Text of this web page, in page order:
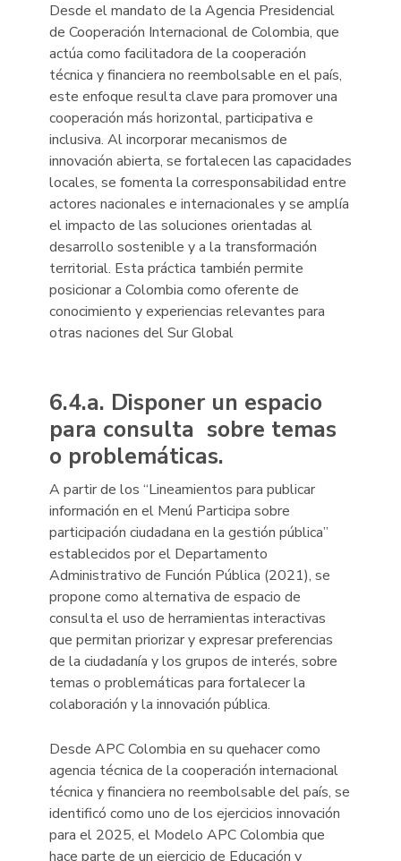
Desde el mandato de la Agencia Presidencial
de Cooperación Internacional de Colombia, que
actúa como facilitadora de la cooperación
técnica y financiera no reembolsable en el país,
este enfoque resulta clave para promover una
cooperación más horizontal, participativa e
inclusiva. Al incorporar mecanismos de
innovación abierta, se fortalecen las capacidades
locales, se fomenta la corresponsabilidad entre
actores nacionales e internacionales y se amplía
el impacto de las soluciones orientadas al
desarrollo sostenible y a la transformación
territorial. Esta práctica también permite
posicionar a Colombia como oferente de
conocimiento y experiencias relevantes para
otras naciones del Sur Global
6.4.a. Disponer un espacio
para consulta sobre temas
o problemáticas.
A partir de los “Lineamientos para publicar
información en el Menú Participa sobre
participación ciudadana en la gestión pública”
establecidos por el Departamento
Administrativo de Función Pública (2021), se
propone como alternativa de espacio de
consulta el uso de herramientas interactivas
que permitan priorizar y expresar preferencias
de la ciudadanía y los grupos de interés, sobre
temas o problemáticas para fortalecer la
colaboración y la innovación pública.
Desde APC Colombia en su quehacer como
agencia técnica de la cooperación internacional
técnica y financiera no reembolsable del país, se
identificó como uno de los ejercicios innovación
para el 2025, el Modelo APC Colombia que
hace parte de un ejercicio de Educación y